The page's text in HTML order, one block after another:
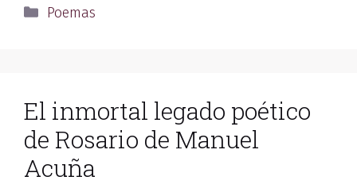
Categories
Poemas
El inmortal legado poético
de Rosario de Manuel
Acuña